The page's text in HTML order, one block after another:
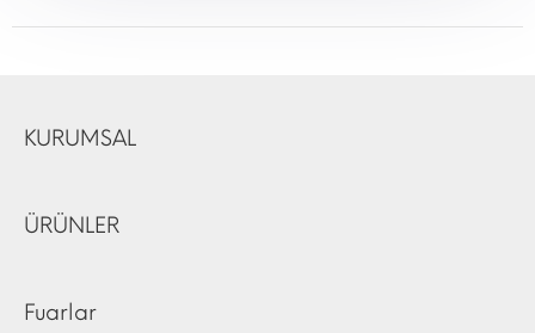
KURUMSAL
ÜRÜNLER
Fuarlar